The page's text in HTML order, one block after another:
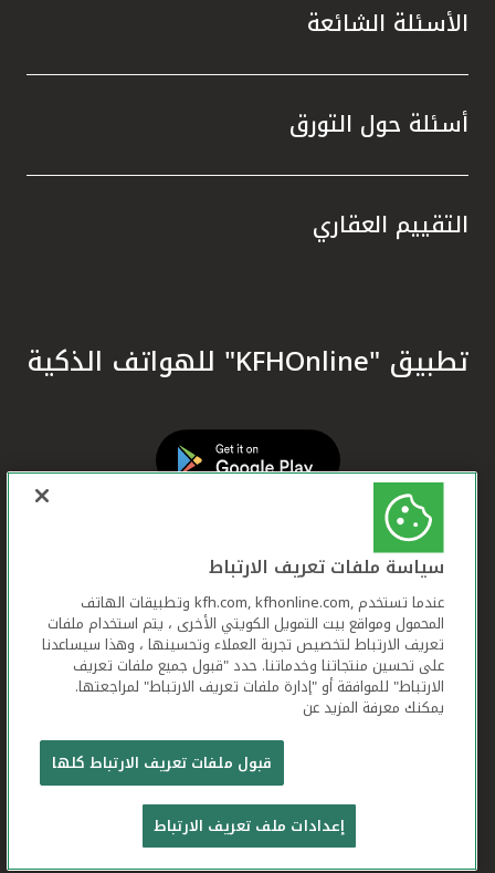
تواصل معنا
الأسئلة الشائعة
أسئلة حول التورق
التقييم العقاري
تطبيق "KFHOnline" للهواتف الذكية
بيت التمويل الكويتي جميع الحقوق محفوظة © 2026
شروط وأحكام استخدام الموقع الإلكتروني
تعريف الارتباط بيان الخصوصية
سياسة ملفات تعريف الارتباط
عندما تستخدم ,kfh.com, kfhonline.com وتطبيقات الهاتف
المحمول ومواقع بيت التمويل الكويتي الأخرى ، يتم استخدام ملفات
تعريف الارتباط لتخصيص تجربة العملاء وتحسينها ، وهذا سيساعدنا
على تحسين منتجاتنا وخدماتنا. حدد "قبول جميع ملفات تعريف
الارتباط" للموافقة أو "إدارة ملفات تعريف الارتباط" لمراجعتها.
يمكنك معرفة المزيد عن
قبول ملفات تعريف الارتباط كلها
إعدادات ملف تعريف الارتباط